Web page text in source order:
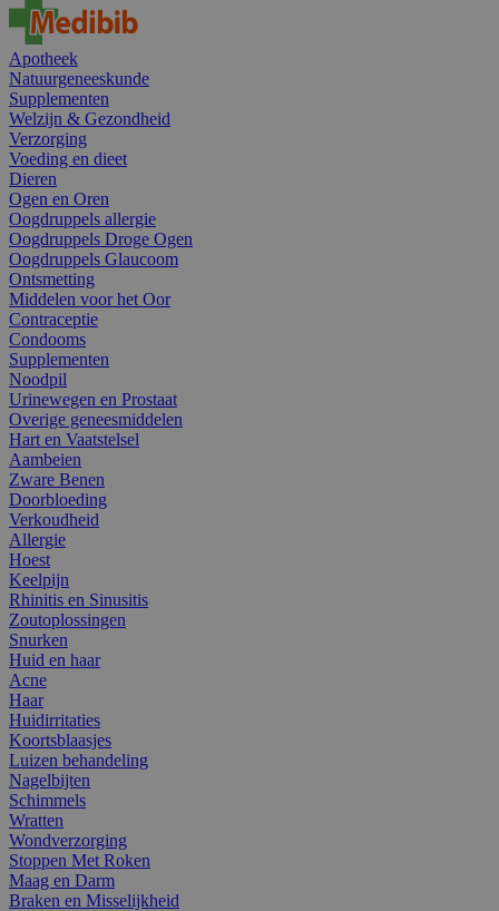
Apotheek
Natuurgeneeskunde
Supplementen
Welzijn & Gezondheid
Verzorging
Voeding en dieet
Dieren
Ogen en Oren
Oogdruppels allergie
Oogdruppels Droge Ogen
Oogdruppels Glaucoom
Ontsmetting
Middelen voor het Oor
Contraceptie
Condooms
Supplementen
Noodpil
Urinewegen en Prostaat
Overige geneesmiddelen
Hart en Vaatstelsel
Aambeien
Zware Benen
Doorbloeding
Verkoudheid
Allergie
Hoest
Keelpijn
Rhinitis en Sinusitis
Zoutoplossingen
Snurken
Huid en haar
Acne
Haar
Huidirritaties
Koortsblaasjes
Luizen behandeling
Nagelbijten
Schimmels
Wratten
Wondverzorging
Stoppen Met Roken
Maag en Darm
Braken en Misselijkheid